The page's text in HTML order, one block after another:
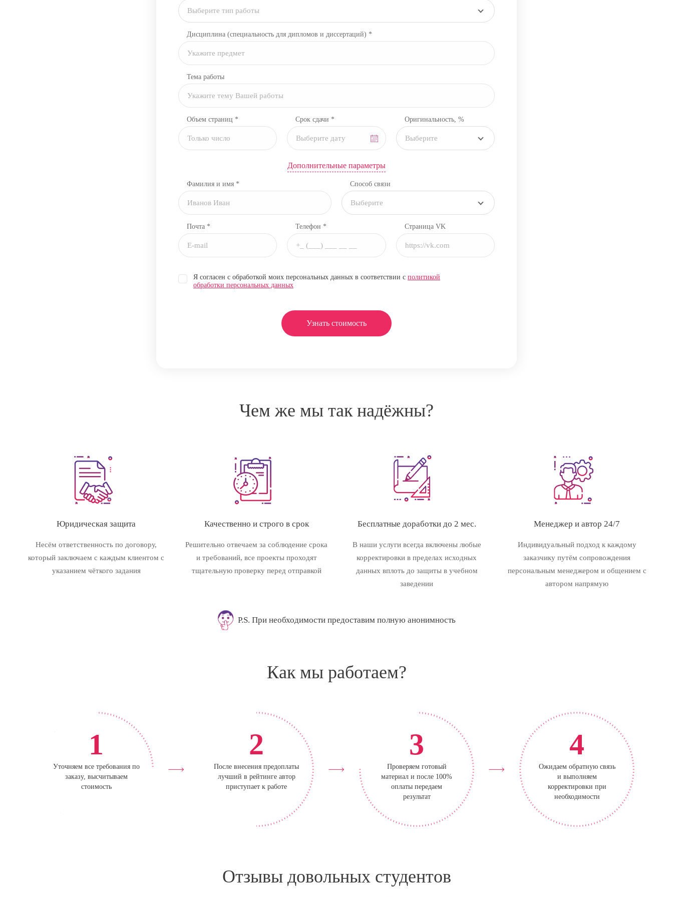
Выберите тип работы
Дисциплина (специальность для дипломов и диссертаций) *
Тема работы
Объем страниц * Срок сдачи * Оригинальность, %
Выберите
Дополнительные параметры
Фамилия и имя * Способ связи
Выберите
Почта * Телефон * Страница VK
Я согласен с обработкой моих персональных данных в соответствии с политикой
обработки персональных данных
Узнать стоимость
Чем же мы так надёжны?
Юридическая защита
Несём ответственность по договору,
который заключаем с каждым клиентом с
указанием чёткого задания
Качественно и строго в срок
Решительно отвечаем за соблюдение срока
и требований, все проекты проходят
тщательную проверку перед отправкой
Бесплатные доработки до 2 мес.
В наши услуги всегда включены любые
корректировки в пределах исходных
данных вплоть до защиты в учебном
заведении
Менеджер и автор 24/7
Индивидуальный подход к каждому
заказчику путём сопровождения
персональным менеджером и общением с
автором напрямую
P.S. При необходимости предоставим полную анонимность
Как мы работаем?
1
Уточняем все требования по
заказу, высчитываем
стоимость
2
После внесения предоплаты
лучший в рейтинге автор
приступает к работе
3
Проверяем готовый
материал и после 100%
оплаты передаем
результат
4
Ожидаем обратную связь
и выполняем
корректировки при
необходимости
Отзывы довольных студентов